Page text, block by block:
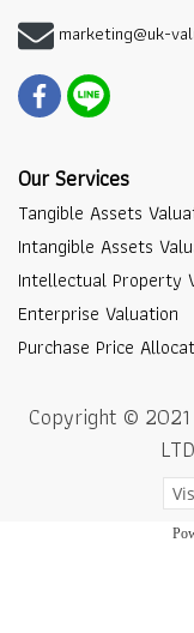
marketing@uk-
Our Services
Tangible Assets
Intangible Assets
Intellectual Property
Enterprise Valuation
Purchase Price
Copyright © 2021